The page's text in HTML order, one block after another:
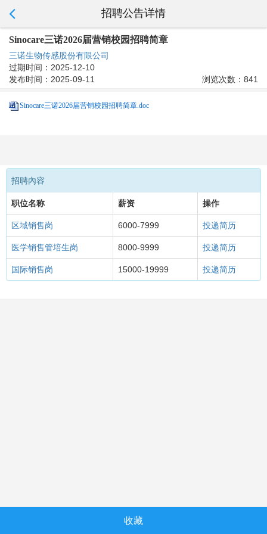
招聘公告详情
Sinocare三诺2026届营销校园招聘简章
三诺生物传感股份有限公司
过期时间：2025-12-10
发布时间：2025-09-11
浏览次数：841
Sinocare三诺2026届营销校园招聘简章.doc
招聘內容
职位名称 薪资 操作
区域销售岗 6000-7999 投递简历
医学销售管培生岗 8000-9999 投递简历
国际销售岗 15000-19999 投递简历
收藏